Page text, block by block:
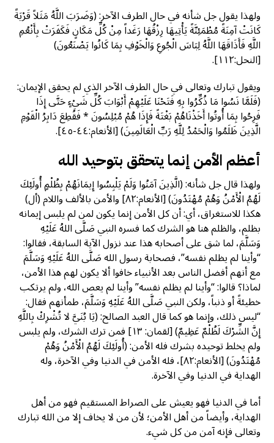
ولهذا يقول جل شأنه في حال الطرف الآخر: (وَضَرَبَ اللَّهُ مَثَلاً قَرْيَةً
كَانَتْ آمِنَةً مُطْمَئِنَّةً يَأْتِيهَا رِزْقُهَا رَغَداً مِنْ كُلِّ مَكَانٍ فَكَفَرَتْ بِأَنْعُمِ
اللَّهِ فَأَذَاقَهَا اللَّهُ لِبَاسَ الْجُوعِ وَالْخَوْفِ بِمَا كَانُوا يَصْنَعُونَ)
[النحل:١١٢].
ويقول تبارك وتعالى في حال الطرف الآخر الذي لم يحقق الإيمان:
(فَلَمَّا نَسُوا مَا ذُكِّرُوا بِهِ فَتَحْنَا عَلَيْهِمْ أَبْوَابَ كُلِّ شَيْءٍ حَتَّى إِذَا
فَرِحُوا بِمَا أُوتُوا أَخَذْنَاهُمْ بَغْتَةً فَإِذَا هُمْ مُبْلِسُونَ * فَقُطِعَ دَابِرُ الْقَوْمِ
الَّذِينَ ظَلَمُوا وَالْحَمْدُ لِلَّهِ رَبِّ الْعَالَمِينَ) [الأنعام:٤٤-٤٥].
أعظم الأمن إنما يتحقق بتوحيد الله
ولهذا قال جل شأنه: (الَّذِينَ آمَنُوا وَلَمْ يَلْبِسُوا إِيمَانَهُمْ بِظُلْمٍ أُولَئِكَ
لَهُمُ الْأَمْنُ وَهُمْ مُهْتَدُونَ) [الأنعام:٨٢] والأمن بالألف واللام (أل)
هكذا للاستغراق، أي: أن كل الأمن إنما يكون لمن لم يلبس إيمانه
بظلم، والظلم هنا هو الشرك كما فسره النبي صَلَّى اللهُ عَلَيْهِ
وَسَلَّمَ، لما شق على أصحابه هذا عند نزول الآية السابقة، فقالوا:
“وأينا لم يظلم نفسه”، فصحابة رسول الله صَلَّى اللهُ عَلَيْهِ وَسَلَّمَ
مع أنهم أفضل الناس بعد الأنبياء خافوا ألا يكون لهم هذا الأمن،
لماذا؟ قالوا: “وأينا لم يظلم نفسه” وأينا لم يعص الله، ولم يرتكب
خطيئةً أو ذنباً، ولكن النبي صَلَّى اللهُ عَلَيْهِ وَسَلَّمَ، طمأنهم فقال:
“ليس ذلك، وإنما هو كما قال العبد الصالح: (يَا بُنَيَّ لا تُشْرِكْ بِاللَّهِ
إِنَّ الشِّرْكَ لَظُلْمٌ عَظِيمٌ) [لقمان: ١٣] فمن ترك الشرك، ولم يلبس
ولم يخلط توحيده بشرك فله الأمن: (أُولَئِكَ لَهُمُ الْأَمْنُ وَهُمْ
مُهْتَدُونَ) [الأنعام:٨٢]، فله الأمن في الدنيا وفي الآخرة، وله
الهداية في الدنيا وفي الآخرة.
أما في الدنيا فهو يعيش على الصراط المستقيم فهو من أهل
الهداية، وأيضاً من أهل الأمن؛ لأن من لا يخاف إلا من الله تبارك
وتعالى فإنه آمن من كل شيء.